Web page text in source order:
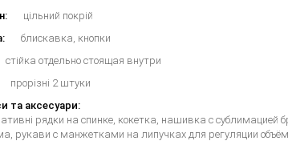
цільний покрій
блискавка, кнопки
стійка отдельно стоящая внутри
прорізні 2 штуки
та аксесуари:
рядки на спинке, кокетка, нашивка с сублимацией
рукави с манжетками на липучках для регуляции